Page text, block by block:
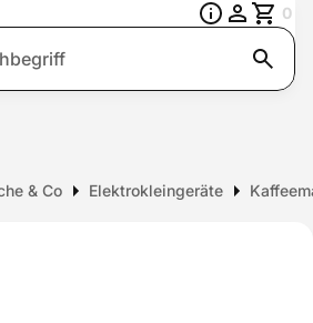
0
& Co Elektrokleingeräte